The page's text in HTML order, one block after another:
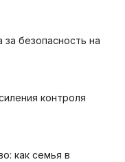
безопасность на
контроля
как семья в